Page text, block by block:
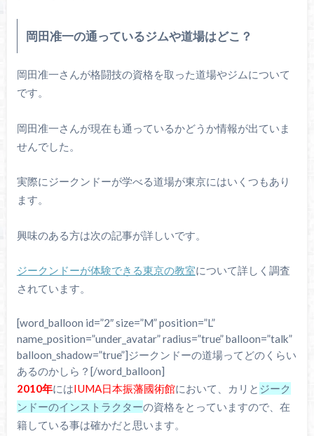
岡田准一の通っているジムや道場はどこ？
岡田准一さんが格闘技の資格を取った道場やジムについて
です。
岡田准一さんが現在も通っているかどうか情報が出ていま
せんでした。
実際にジークンドーが学べる道場が東京にはいくつもあり
ます。
興味のある方は次の記事が詳しいです。
ジークンドーが体験できる東京の教室について詳しく調査
されています。
[word_balloon id=”2″ size=”M” position=”L”
name_position=”under_avatar” radius=”true” balloon=”talk”
balloon_shadow=”true”]ジークンドーの道場ってどのくらい
あるのかしら？[/word_balloon]
2010年にはIUMA日本振藩國術館において、カリと ジーク
ンドーのインストラクターの資格をとっていますので、在
籍している事は確かだと思います。